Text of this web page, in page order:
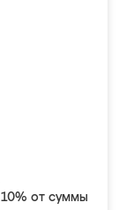
10% от суммы